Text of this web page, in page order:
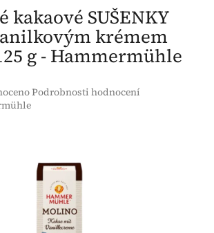
kakaové SUŠENKY
krémem
g - Hammermühle
hodnocení produktu je 0,0 z 5 hvězdiček.
Podrobnosti hodnocení